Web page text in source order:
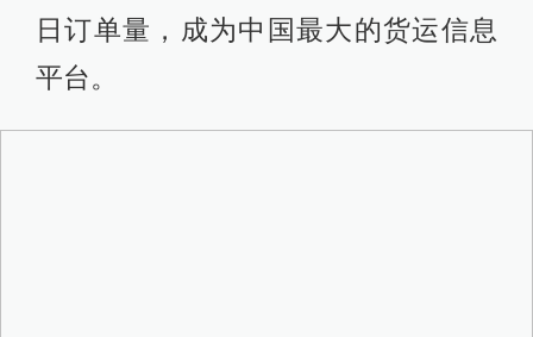
日订单量，成为中国最大的货运信息
平台。